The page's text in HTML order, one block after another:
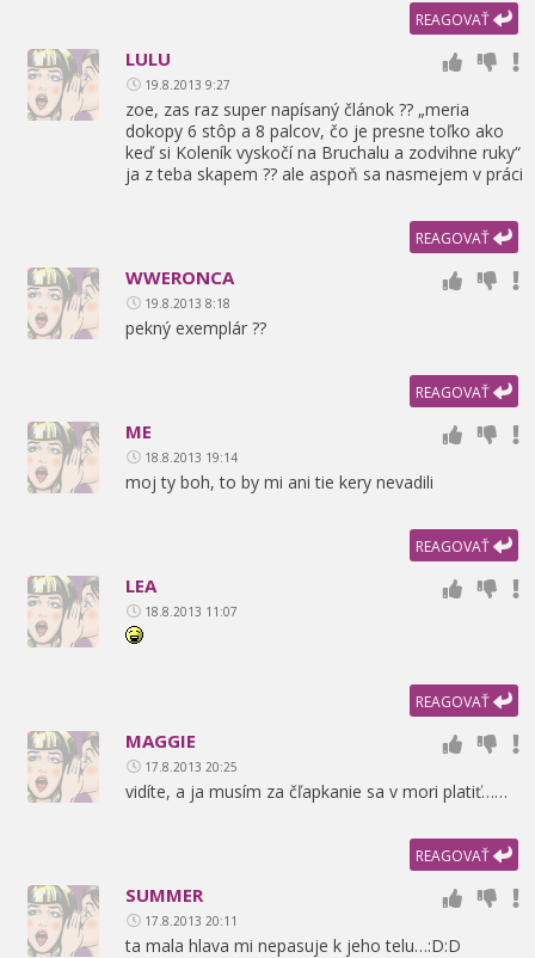
REAGOVAŤ
LULU
19.8.2013 9:27
zoe, zas raz super napísaný článok ?? „meria
dokopy 6 stôp a 8 palcov, čo je presne toľko ako
keď si Koleník vyskočí na Bruchalu a zodvihne ruky“
ja z teba skapem ?? ale aspoň sa nasmejem v práci
REAGOVAŤ
WWERONCA
19.8.2013 8:18
pekný exemplár ??
REAGOVAŤ
ME
18.8.2013 19:14
moj ty boh, to by mi ani tie kery nevadili
REAGOVAŤ
LEA
18.8.2013 11:07
REAGOVAŤ
MAGGIE
17.8.2013 20:25
vidíte, a ja musím za čľapkanie sa v mori platiť……
REAGOVAŤ
SUMMER
17.8.2013 20:11
ta mala hlava mi nepasuje k jeho telu…:D:D